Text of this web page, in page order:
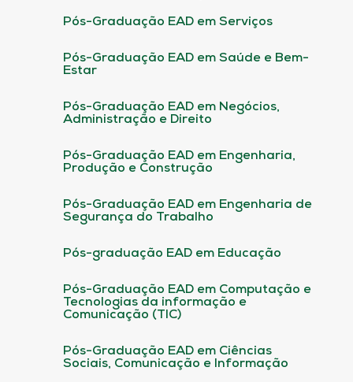
Pós-Graduação EAD em Serviços
Pós-Graduação EAD em Saúde e Bem-
Estar
Pós-Graduação EAD em Negócios,
Administração e Direito
Pós-Graduação EAD em Engenharia,
Produção e Construção
Pós-Graduação EAD em Engenharia de
Segurança do Trabalho
Pós-graduação EAD em Educação
Pós-Graduação EAD em Computação e
Tecnologias da informação e
Comunicação (TIC)
Pós-Graduação EAD em Ciências
Sociais, Comunicação e Informação